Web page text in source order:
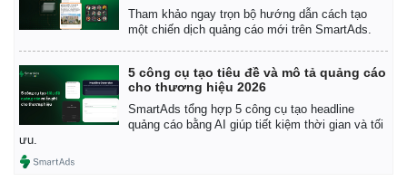
Tham khảo ngay trọn bộ hướng dẫn cách tạo
một chiến dịch quảng cáo mới trên SmartAds.
5 công cụ tạo tiêu đề và mô tả quảng cáo
cho thương hiệu 2026
SmartAds tổng hợp 5 công cụ tạo headline
quảng cáo bằng AI giúp tiết kiệm thời gian và tối
ưu.